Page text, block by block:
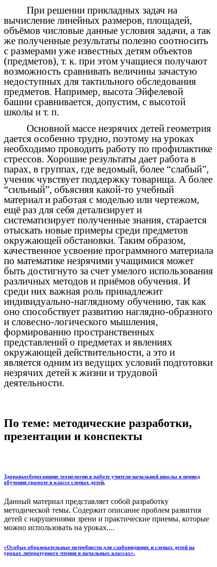
При решении прикладных задач на
вычисление линейных размеров, площадей,
объёмов числовые данные условия задачи, а так
же полученные результаты полезно соотносить
с размерами уже известных детям объектов
(предметов), т. к. при этом учащиеся получают
возможность сравнивать величины зачастую
недоступных для тактильного обследования
предметов. Например, высота Эйфелевой
башни сравнивается, допустим, с высотой
школы и т. п.
Основной массе незрячих детей геометрия
дается особенно трудно, поэтому на уроках
необходимо проводить работу по профилактике
стрессов. Хорошие результаты дает работа в
парах, в группах, где ведомый, более “слабый”,
ученик чувствует поддержку товарища. А более
“сильный”, объясняя какой-то учебный
материал и работая с моделью или чертежом,
ещё раз для себя детализирует и
систематизирует полученные знания, старается
отыскать новые примеры среди предметов
окружающей обстановки. Таким образом,
качественное усвоение программного материала
по математике незрячими учащимися может
быть достигнуто за счет умелого использования
различных методов и приёмов обучения. И
среди них важная роль принадлежит
индивидуально-наглядному обучению, так как
оно способствует развитию наглядно-образного
и словесно-логического мышления,
формированию пространственных
представлений о предметах и явлениях
окружающей действительности, а это и
является одним из ведущих условий подготовки
незрячих детей к жизни и трудовой
деятельности.
По теме: методические разработки,
презентации и конспекты
Здоровьесберегающие технологии в работе учителя начальной школы в период
обучения грамоте в классе слепых детей.
Данный материал представляет собой разработку
методической темы. Содержит описание проблем развития
детей с нарушениями зрени и практические приемы, которые
можно использовать на уроках....
«Особые образовательные потребности для слабовидящих и слепых детей на
уроках литературного чтения в начальных классах».